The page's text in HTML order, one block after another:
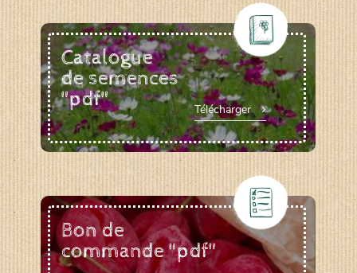
Catalogue
de semences
"pdf"
Télécharger
Bon de
commande "pdf"